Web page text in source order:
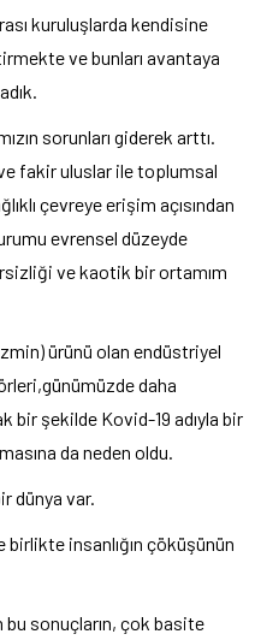
kuruluşlarda kendisine
ve bunları avantaya
sorunları giderek arttı.
fakir uluslar ile toplumsal
çevreye erişim açısından
evrensel düzeyde
ve kaotik bir ortamım
ürünü olan endüstriyel
daha
bir şekilde Kovid-19 adıyla bir
da neden oldu.
dünya var.
insanlığın çöküşünün
sonuçların, çok basite